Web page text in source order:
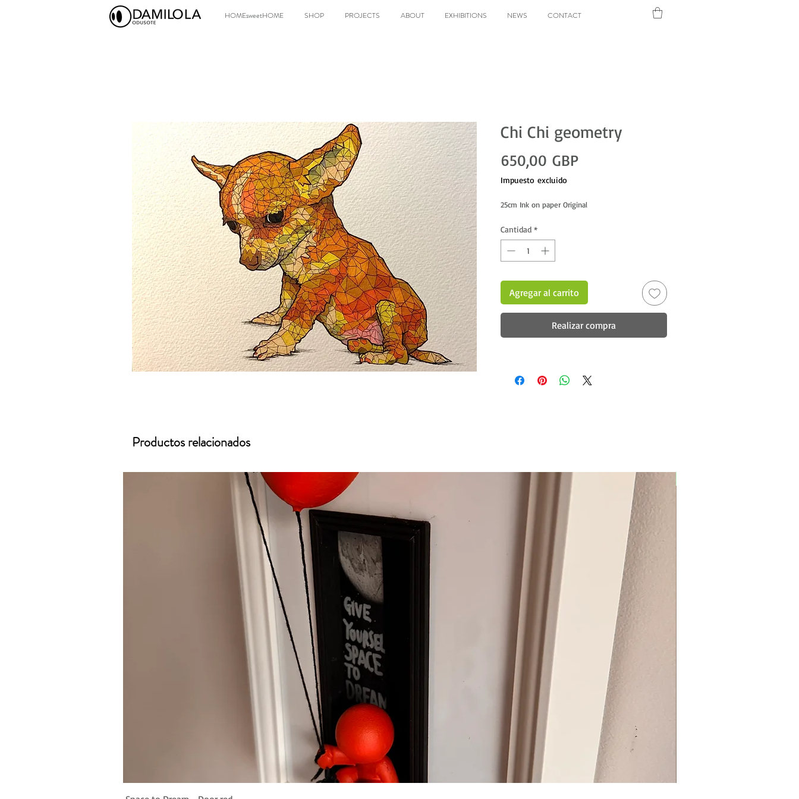
HOMEsweetHOME SHOP PROJECTS ABOUT EXHIBITIONS NEWS CONTACT
Chi Chi geometry
650,00 GBPPrecio
Impuesto excluido
25cm Ink on paper Original
Cantidad *
Agregar al carrito
Realizar compra
Productos relacionados